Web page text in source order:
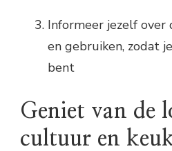
Informeer jezelf
en gebruiken, zodat
bent
Geniet van de
cultuur en